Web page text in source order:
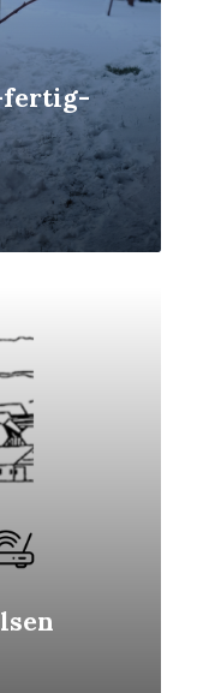
fertig-